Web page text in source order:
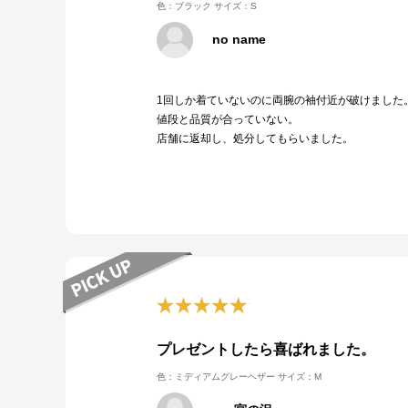
色：ブラック サイズ：S
no name
1回しか着ていないのに両腕の袖付近が破けました
値段と品質が合っていない。
店舗に返却し、処分してもらいました。
プレゼントしたら喜ばれました。
色：ミディアムグレーヘザー サイズ：M